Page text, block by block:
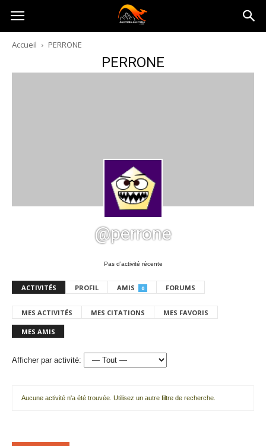
Australia-
australie.com
Accueil PERRONE
PERRONE
@perrone
Pas d’activité récente
ACTIVITÉS PROFIL AMIS 0 FORUMS
MES ACTIVITÉS MES CITATIONS MES FAVORIS
MES AMIS
Afficher par activité:
Aucune activité n'a été trouvée. Utilisez un autre filtre de recherche.